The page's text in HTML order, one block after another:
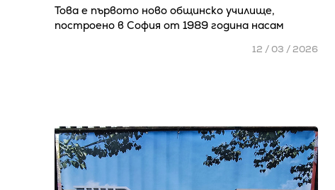
Това е първото ново общинско училище,
построено в София от 1989 година насам
12 / 03 / 2026